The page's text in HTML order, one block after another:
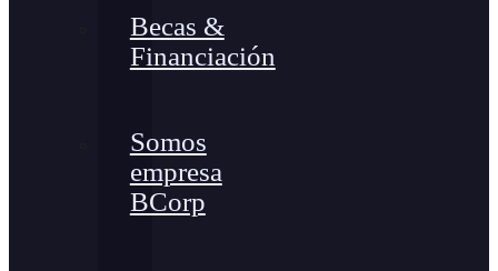
Becas &
Financiación
Somos
empresa
BCorp